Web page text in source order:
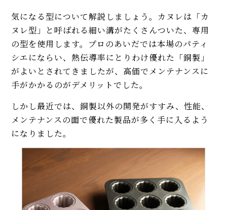
気になる型について解説しましょう。カヌレは「カ
ヌレ型」と呼ばれる細い溝がたくさんついた、専用
の型を使用します。プロのあいだでは本場のパティ
シエにならい、熱伝導率にとりわけ優れた「銅製」
がよいとされてきましたが、高価でメンテナンスに
手がかかるのがデメリットでした。
しかし最近では、銅製以外の開発がすすみ、性能、
メンテナンスの面で優れた製品が多く手に入るよう
になりました。